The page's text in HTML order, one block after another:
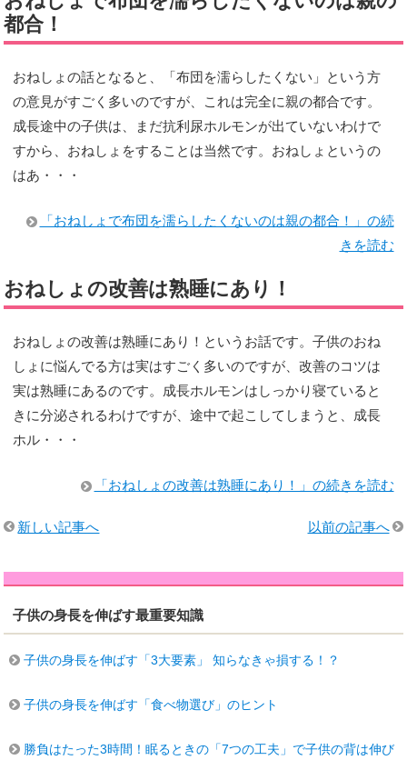
都合！
おねしょの話となると、「布団を濡らしたくない」という方
の意見がすごく多いのですが、これは完全に親の都合です。
成長途中の子供は、まだ抗利尿ホルモンが出ていないわけで
すから、おねしょをすることは当然です。おねしょというの
はあ・・・
「おねしょで布団を濡らしたくないのは親の都合！」の続
きを読む
おねしょの改善は熟睡にあり！
おねしょの改善は熟睡にあり！というお話です。子供のおね
しょに悩んでる方は実はすごく多いのですが、改善のコツは
実は熟睡にあるのです。成長ホルモンはしっかり寝ていると
きに分泌されるわけですが、途中で起こしてしまうと、成長
ホル・・・
「おねしょの改善は熟睡にあり！」の続きを読む
以前の記事へ
新しい記事へ
子供の身長を伸ばす最重要知識
子供の身長を伸ばす「3大要素」 知らなきゃ損する！？
子供の身長を伸ばす「食べ物選び」のヒント
勝負はたった3時間！眠るときの「7つの工夫」で子供の背は伸び